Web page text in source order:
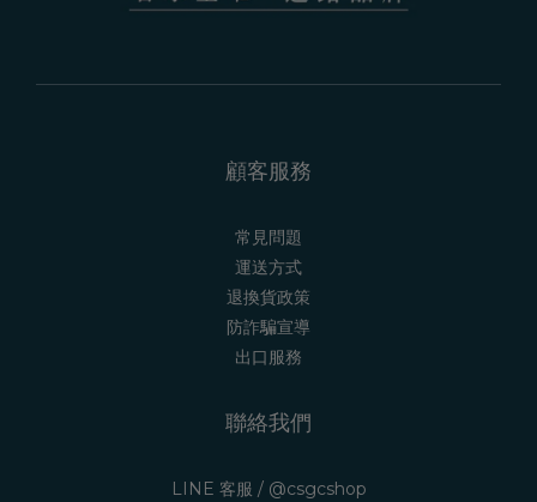
顧客服務
常見問題
運送方式
退換貨政策
防詐騙宣導
出口服務
聯絡我們
LINE 客服 / @csgcshop